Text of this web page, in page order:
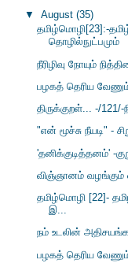
▼ August (35)
தமிழ்மொழி[23]:-
தொழில்நுட்பமும்
நீரிழிவு நோயும்
பழகத் தெரிய
திருக்குறள்... -/
"என் மூச்சு நீயடி" -
'தனிக்குடித்தனம்' -
விஞ்ஞானம் வழங்கும்
தமிழ்மொழி [22]-
இ...
நம் உடலின்
பழகத் தெரிய